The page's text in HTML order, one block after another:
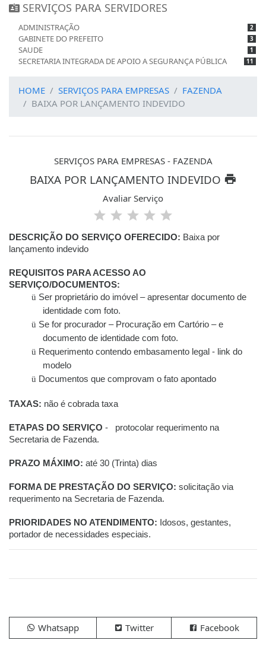
SERVIÇOS PARA SERVIDORES
ADMINISTRAÇÃO 2
GABINETE DO PREFEITO 3
SAUDE 1
SECRETARIA INTEGRADA DE APOIO A SEGURANÇA PÚBLICA 11
HOME SERVIÇOS PARA EMPRESAS
FAZENDA
BAIXA POR LANÇAMENTO INDEVIDO
SERVIÇOS PARA EMPRESAS - FAZENDA
BAIXA POR LANÇAMENTO INDEVIDO
Avaliar Serviço
DESCRIÇÃO DO SERVIÇO OFERECIDO: Baixa por
lançamento indevido
REQUISITOS PARA ACESSO AO
SERVIÇO/DOCUMENTOS:
ü Ser proprietário do imóvel – apresentar documento de
identidade com foto.
ü Se for procurador – Procuração em Cartório – e
documento de identidade com foto.
ü Requerimento contendo embasamento legal - link do
modelo
ü Documentos que comprovam o fato apontado
TAXAS: não é cobrada taxa
ETAPAS DO SERVIÇO - protocolar requerimento na
Secretaria de Fazenda.
PRAZO MÁXIMO: até 30 (Trinta) dias
FORMA DE PRESTAÇÃO DO SERVIÇO: solicitação via
requerimento na Secretaria de Fazenda.
PRIORIDADES NO ATENDIMENTO: Idosos, gestantes,
portador de necessidades especiais.
Whatsapp Twitter Facebook